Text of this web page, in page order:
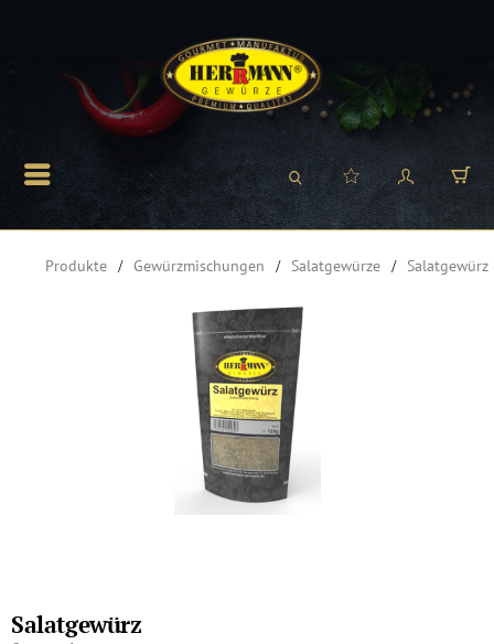
Produkte Gewürzmischungen Salatgewürze Salatgewürz
Salatgewürz